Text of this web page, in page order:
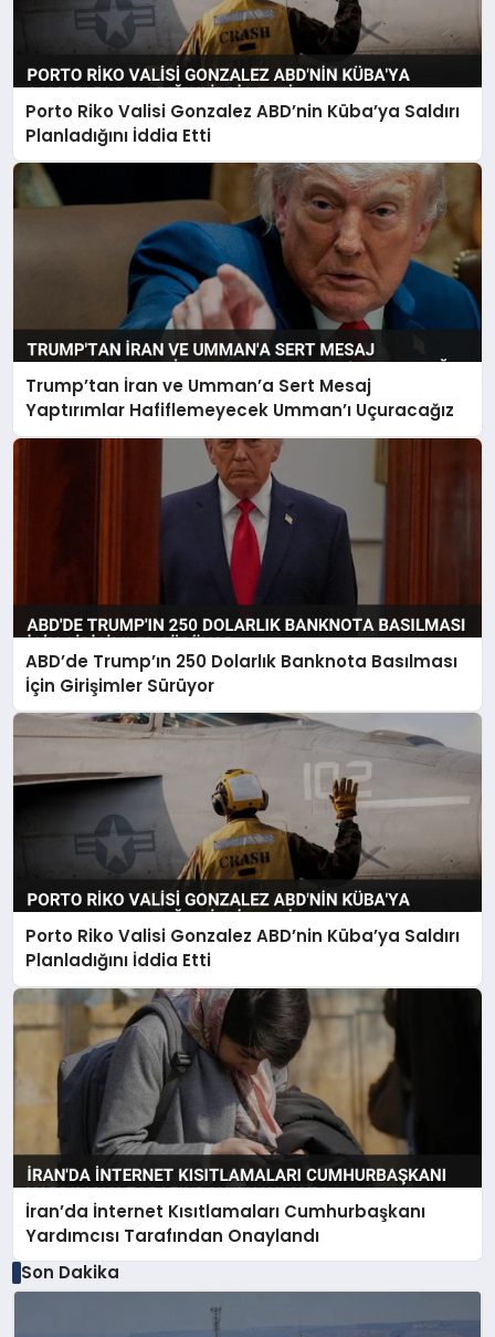
Porto Riko Valisi Gonzalez ABD’nin Küba’ya Saldırı
Planladığını İddia Etti
Trump’tan İran ve Umman’a Sert Mesaj
Yaptırımlar Hafiflemeyecek Umman’ı Uçuracağız
ABD’de Trump’ın 250 Dolarlık Banknota Basılması
İçin Girişimler Sürüyor
Porto Riko Valisi Gonzalez ABD’nin Küba’ya Saldırı
Planladığını İddia Etti
İran’da İnternet Kısıtlamaları Cumhurbaşkanı
Yardımcısı Tarafından Onaylandı
Son Dakika